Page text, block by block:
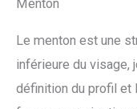
Menton
Le menton est une
inférieure du visage,
définition du profil et